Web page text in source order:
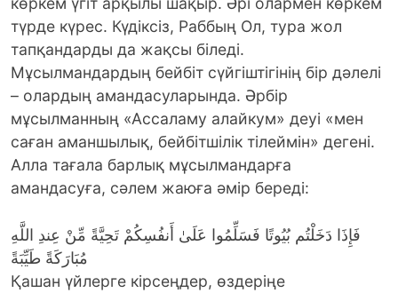
түрде күрес. Күдіксіз, Раббың Ол, тура жол
тапқандарды да жақсы біледі.
Мұсылмандардың бейбіт сүйгіштігінің бір дәлелі
– олардың амандасуларында. Әрбір
мұсылманның «Ассаламу алайкум» деуі «мен
саған аманшылық, бейбітшілік тілеймін» дегені.
Алла тағала барлық мұсылмандарға
амандасуға, сәлем жаюға әмір береді:
فَإِذَا دَخَلْتُم بُيُوتًا فَسَلِّمُوا عَلَىٰ أَنفُسِكُمْ تَحِيَّةً مِّنْ عِندِ اللَّهِ
مُبَارَكَةً طَيِّبَةً
Қашан үйлерге кірсеңдер, өздеріңе